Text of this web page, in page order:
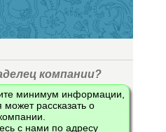
компании?
минимум информации,
может рассказать о
с нами по адресу